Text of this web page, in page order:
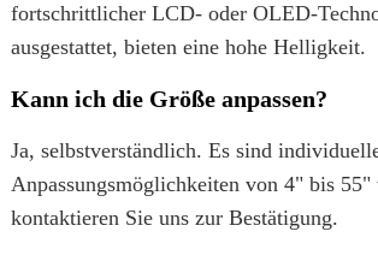
fortschrittlicher LCD- oder OLED-
ausgestattet, bieten eine hohe Helligkeit.
Kann ich die Größe anpassen?
Ja, selbstverständlich. Es sind
Anpassungsmöglichkeiten von 4" bis
kontaktieren Sie uns zur Bestätigung.